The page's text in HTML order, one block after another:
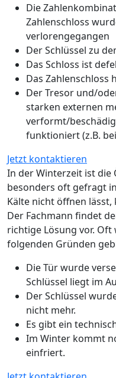
Die
Zahlenschloss
verlorengegangen
Der Schlüssel zu
Das Schloss ist
Das Zahlenschloss
Der Tresor und/
starken externen
verformt/
funktioniert (z.B.
Jetzt kontaktieren
In der Winterzeit ist
besonders oft gefragt
Kälte nicht öffnen
Der Fachmann findet
richtige Lösung vor.
folgenden Gründen
Die Tür wurde
Schlüssel liegt im
Der Schlüssel
nicht mehr.
Es gibt ein
Im Winter kommt
einfriert.